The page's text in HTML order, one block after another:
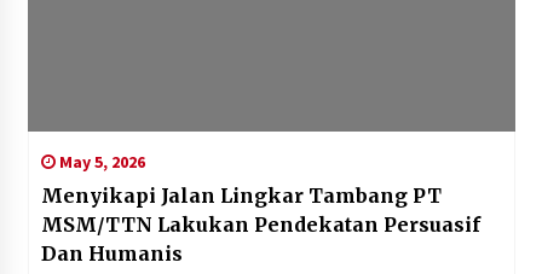
May 5, 2026
Menyikapi Jalan Lingkar Tambang PT
MSM/TTN Lakukan Pendekatan Persuasif
Dan Humanis